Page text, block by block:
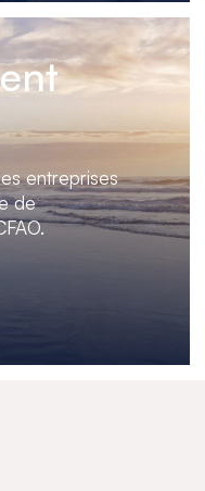
entreprises
de